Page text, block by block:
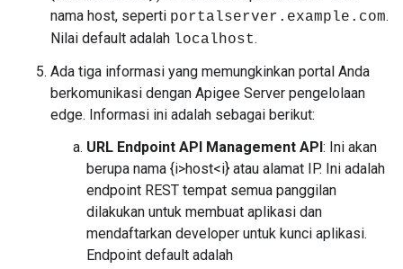
nama host, seperti portalserver.example.com.
Nilai default adalah localhost.
Ada tiga informasi yang memungkinkan portal Anda
berkomunikasi dengan Apigee Server pengelolaan
edge. Informasi ini adalah sebagai berikut:
URL Endpoint API Management API : Ini akan
berupa nama {i>host<i} atau alamat IP. Ini adalah
endpoint REST tempat semua panggilan
dilakukan untuk membuat aplikasi dan
mendaftarkan developer untuk kunci aplikasi.
Endpoint default adalah